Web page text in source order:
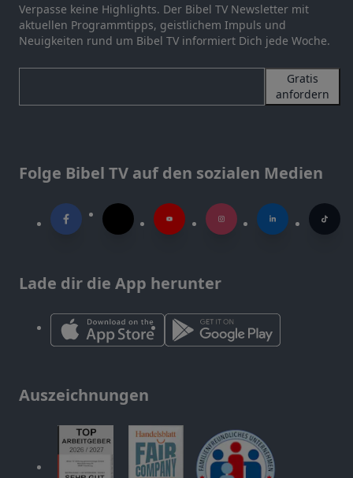
Verpasse keine Highlights. Der Bibel TV Newsletter mit
aktuellen Programmtipps, geistlichem Impuls und
Neuigkeiten rund um Bibel TV informiert Dich jede Woche.
Gratis
anfordern
Folge Bibel TV auf den sozialen Medien
Lade dir die App herunter
Auszeichnungen